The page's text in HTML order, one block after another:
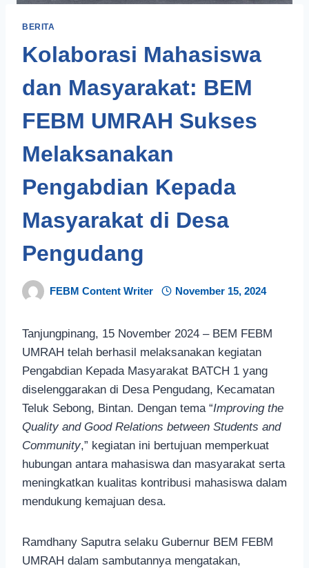
BERITA
Kolaborasi Mahasiswa
dan Masyarakat: BEM
FEBM UMRAH Sukses
Melaksanakan
Pengabdian Kepada
Masyarakat di Desa
Pengudang
FEBM Content Writer November 15, 2024
Tanjungpinang, 15 November 2024 – BEM FEBM
UMRAH telah berhasil melaksanakan kegiatan
Pengabdian Kepada Masyarakat BATCH 1 yang
diselenggarakan di Desa Pengudang, Kecamatan
Teluk Sebong, Bintan. Dengan tema “Improving the
Quality and Good Relations between Students and
Community,” kegiatan ini bertujuan memperkuat
hubungan antara mahasiswa dan masyarakat serta
meningkatkan kualitas kontribusi mahasiswa dalam
mendukung kemajuan desa.
Ramdhany Saputra selaku Gubernur BEM FEBM
UMRAH dalam sambutannya mengatakan,